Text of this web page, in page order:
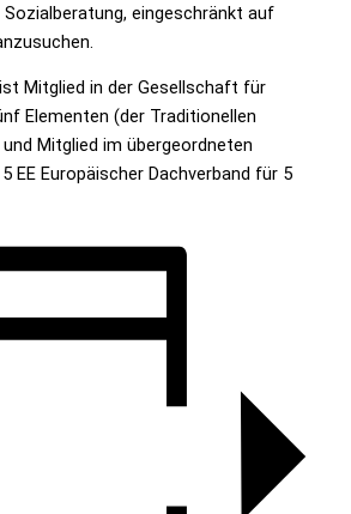
Sozialberatung, eingeschränkt auf
Mitglied in der Gesellschaft für
Elementen (der Traditionellen
Mitglied im übergeordneten
EE Europäischer Dachverband für 5